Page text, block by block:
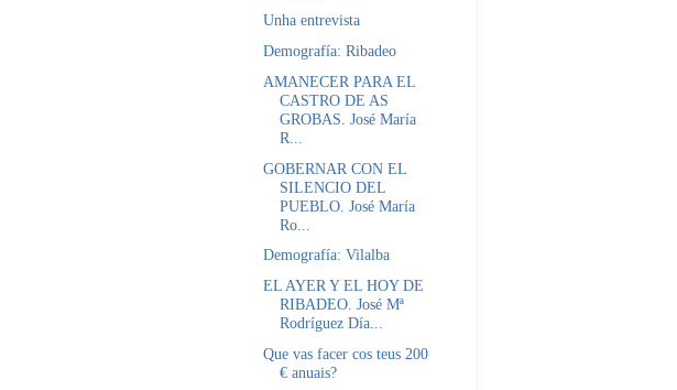
Unha entrevista
Demografía: Ribadeo
AMANECER PARA EL
CASTRO DE AS
GROBAS. José María
R...
GOBERNAR CON EL
SILENCIO DEL
PUEBLO. José María
Ro...
Demografía: Vilalba
EL AYER Y EL HOY DE
RIBADEO. José Mª
Rodríguez Día...
Que vas facer cos teus 200
€ anuais?